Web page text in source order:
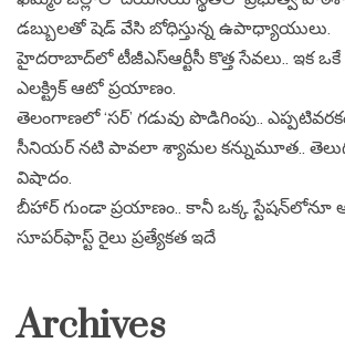
డబ్బులతో షెడ్ వేసి బోధిస్తున్న ఉపాధ్యాయులు.
హైదరాబాద్‌లో టీజీఎస్‌ఆర్టీసీ కొత్త సేవలు.. ఇక
ఎలక్ట్రిక్ ఆటో ప్రయాణం.
తెలంగాణలో ‘సర్’ గడువు పొడిగింపు..
సీనియర్ నటి పావలా శ్యామల కన్నుమూత..
విషాదం.
బీహార్ గుండా ప్రయాణం.. కానీ ఒక్క స్టేషన్‌లోనూ
సూపర్‌ఫాస్ట్ రైలు ప్రత్యేకత ఇదే
Archives